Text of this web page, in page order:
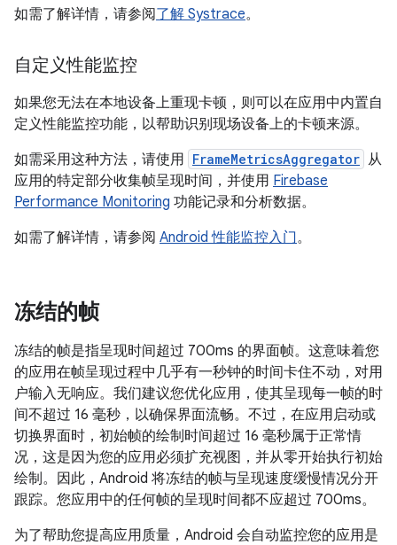
如需了解详情，请参阅了解 Systrace。
自定义性能监控
如果您无法在本地设备上重现卡顿，则可以在应用中内置自
定义性能监控功能，以帮助识别现场设备上的卡顿来源。
如需采用这种方法，请使用 FrameMetricsAggregator 从
应用的特定部分收集帧呈现时间，并使用 Firebase
Performance Monitoring 功能记录和分析数据。
如需了解详情，请参阅 Android 性能监控入门。
冻结的帧
冻结的帧是指呈现时间超过 700ms 的界面帧。这意味着您
的应用在帧呈现过程中几乎有一秒钟的时间卡住不动，对用
户输入无响应。我们建议您优化应用，使其呈现每一帧的时
间不超过 16 毫秒，以确保界面流畅。不过，在应用启动或
切换界面时，初始帧的绘制时间超过 16 毫秒属于正常情
况，这是因为您的应用必须扩充视图，并从零开始执行初始
绘制。因此，Android 将冻结的帧与呈现速度缓慢情况分开
跟踪。您应用中的任何帧的呈现时间都不应超过 700ms。
为了帮助您提高应用质量，Android 会自动监控您的应用是